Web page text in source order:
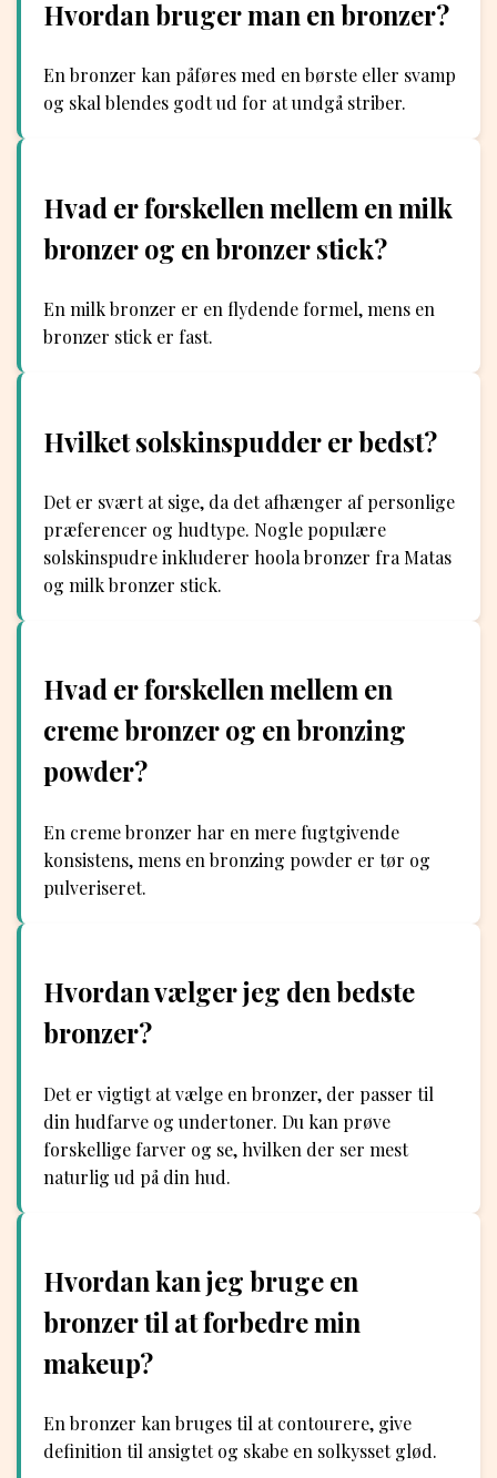
Hvordan bruger man en bronzer?
En bronzer kan påføres med en børste eller svamp
og skal blendes godt ud for at undgå striber.
Hvad er forskellen mellem en milk
bronzer og en bronzer stick?
En milk bronzer er en flydende formel, mens en
bronzer stick er fast.
Hvilket solskinspudder er bedst?
Det er svært at sige, da det afhænger af personlige
præferencer og hudtype. Nogle populære
solskinspudre inkluderer hoola bronzer fra Matas
og milk bronzer stick.
Hvad er forskellen mellem en
creme bronzer og en bronzing
powder?
En creme bronzer har en mere fugtgivende
konsistens, mens en bronzing powder er tør og
pulveriseret.
Hvordan vælger jeg den bedste
bronzer?
Det er vigtigt at vælge en bronzer, der passer til
din hudfarve og undertoner. Du kan prøve
forskellige farver og se, hvilken der ser mest
naturlig ud på din hud.
Hvordan kan jeg bruge en
bronzer til at forbedre min
makeup?
En bronzer kan bruges til at contourere, give
definition til ansigtet og skabe en solkysset glød.